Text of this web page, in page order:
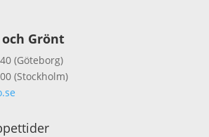
Grönt
(Göteborg)
(Stockholm)